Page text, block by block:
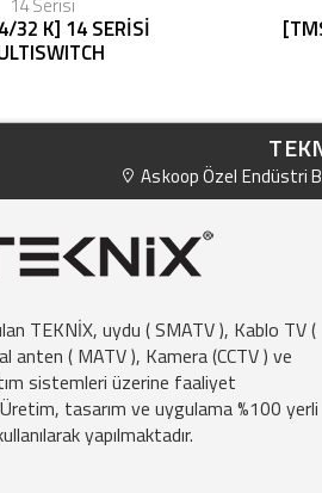
32 K] 14 SERİSİ
Askoop Özel Endüstri
TEKNİX, uydu ( SMATV ), Kablo TV (
anten ( MATV ), Kamera (CCTV ) ve
sistemleri üzerine faaliyet
tasarım ve uygulama %100 yerli
yapılmaktadır.